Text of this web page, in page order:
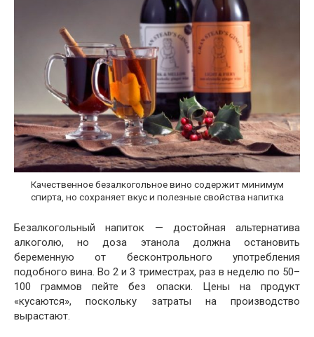
Качественное безалкогольное вино содержит минимум
спирта, но сохраняет вкус и полезные свойства напитка
Безалкогольный напиток — достойная альтернатива
алкоголю, но доза этанола должна остановить
беременную от бесконтрольного употребления
подобного вина. Во 2 и 3 триместрах, раз в неделю по 50–
100 граммов пейте без опаски. Цены на продукт
«кусаются», поскольку затраты на производство
вырастают.